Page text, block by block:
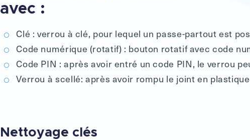
avec :
Clé : verrou à clé, pour lequel un passe-partout est
Code numérique (rotatif) : bouton rotatif avec code
Code PIN : après avoir entré un code PIN, le verrou
Verrou à scellé: après avoir rompu le joint en
Nettoyage c lés